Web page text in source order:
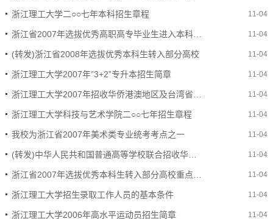
浙江理工大学二○○七年本科招生章程 11-04
浙江省2007年选拔优秀高职高专毕业生进入本科学习试点工作实施细则 11-04
(转发)浙江省2008年选拔优秀本科生转入部分高校 11-04
浙江理工大学2007年”3+2”专升本招生简章 11-04
11-04
浙江理工大学科技与艺术学院二○○七年招生章程 11-04
我校为浙江省2007年美术类专业统考考点之一 11-04
(转发)中华人民共和国普通高等学校联合招收华侨、港澳台地区学生简章 11-04
11-04
浙江理工大学招生录取工作人员的基本条件 11-04
浙江理工大学2006年高水平运动员招生简章 11-04